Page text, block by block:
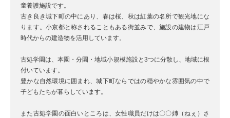
童養護施設です。
古き良き城下町の中にあり、春は桜、秋は紅葉の名所で観光地にな
ります。小京都と称されることもある街並みで、施設の建物は江戸
時代からの建造物を活用しています。
古処学園は、本園・分園・地域小規模施設と3つに分散し、地域に根
付いています。
豊かな自然環境に囲まれ、城下町ならではの穏やかな雰囲気の中で
子どもたちが暮らしています。
また古処学園の面白いところは、女性職員だけは〇〇姉（ねぇ）さ